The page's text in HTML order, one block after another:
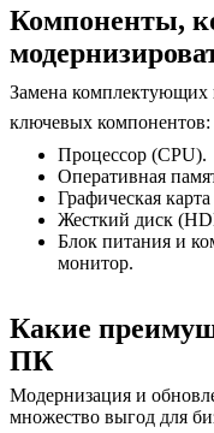
Компоненты,
Замена комплектующих
ключевых компонентов:
Процессор (CPU).
Оперативная
Графическая
Жесткий диск
Блок питания и
монитор.
Какие
ПК
Модернизация и
множество выгод для